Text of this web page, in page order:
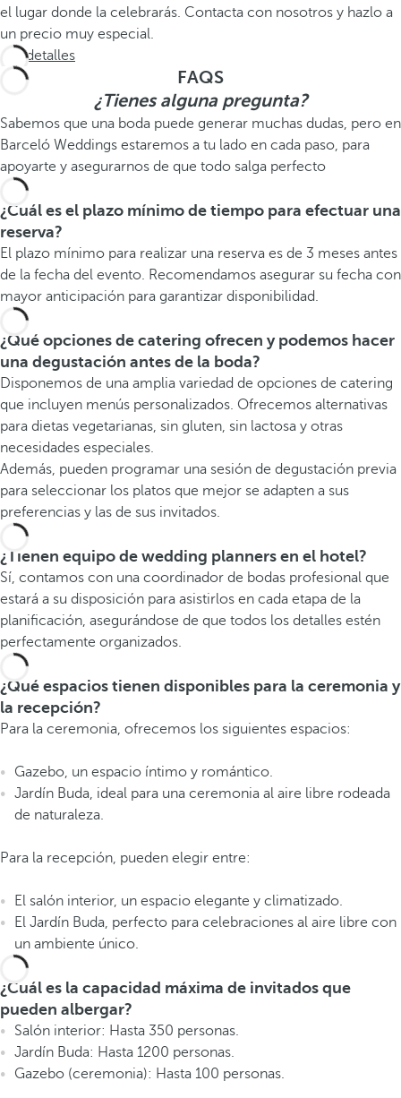
el lugar donde la celebrarás. Contacta con nosotros y hazlo a
un precio muy especial.
Ver detalles
FAQS
¿Tienes alguna pregunta?
Sabemos que una boda puede generar muchas dudas, pero en
Barceló Weddings estaremos a tu lado en cada paso, para
apoyarte y asegurarnos de que todo salga perfecto
¿Cuál es el plazo mínimo de tiempo para efectuar una
reserva?
El plazo mínimo para realizar una reserva es de 3 meses antes
de la fecha del evento. Recomendamos asegurar su fecha con
mayor anticipación para garantizar disponibilidad.
¿Qué opciones de catering ofrecen y podemos hacer
una degustación antes de la boda?
Disponemos de una amplia variedad de opciones de catering
que incluyen menús personalizados. Ofrecemos alternativas
para dietas vegetarianas, sin gluten, sin lactosa y otras
necesidades especiales.
Además, pueden programar una sesión de degustación previa
para seleccionar los platos que mejor se adapten a sus
preferencias y las de sus invitados.
¿Tienen equipo de wedding planners en el hotel?
Sí, contamos con una coordinador de bodas profesional que
estará a su disposición para asistirlos en cada etapa de la
planificación, asegurándose de que todos los detalles estén
perfectamente organizados.
¿Qué espacios tienen disponibles para la ceremonia y
la recepción?
Para la ceremonia, ofrecemos los siguientes espacios:
Gazebo, un espacio íntimo y romántico.
Jardín Buda, ideal para una ceremonia al aire libre rodeada
de naturaleza.
Para la recepción, pueden elegir entre:
El salón interior, un espacio elegante y climatizado.
El Jardín Buda, perfecto para celebraciones al aire libre con
un ambiente único.
¿Cuál es la capacidad máxima de invitados que
pueden albergar?
Salón interior: Hasta 350 personas.
Jardín Buda: Hasta 1200 personas.
Gazebo (ceremonia): Hasta 100 personas.